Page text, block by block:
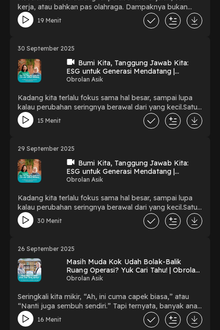
kerja, atau bahkan pas olahraga. Dampaknya bukan
cuma soal fisik, tapi juga bisa nyentuh ke kondisi
finansial keluarga. Di Podcast ASIK kali ini, bareng dr.
tentang pentingnya waspada dan siap menghadapi hal-
hal tak terduga. Jangan lupa like, share, komen, dan
subscribe supaya kamu nggak ketinggalan obrolan seru
lainnya di Podcast ASIK BCA Life! 🙌
19 Menit
30 September 2025
Bumi Kita, Tanggung Jawab Kita:
ESG untuk Generasi Mendatang |
Obrolan Asik Part 2
Obrolan Asik
Kadang kita terlalu fokus sama hal besar, sampai lupa
kalau perubahan seringnya berawal dari yang kecil.Satu
pohon. Satu aksi. Satu niat baik.Di part pertama ini, kita
ngobrol santai bareng Lindungi Hutan tentang mimpi
semuanya bisa dimulai dari langkah sederhana.Mau tahu
cerita lengkapnya? Yuk nonton sampai selesai 🌳
#JanganTungguNanti #BCALife
#SenantiasaMelindungiAnda
15 Menit
29 September 2025
Bumi Kita, Tanggung Jawab Kita:
ESG untuk Generasi Mendatang |
Obrolan Asik Part 2
Obrolan Asik
Kadang kita terlalu fokus sama hal besar, sampai lupa
kalau perubahan seringnya berawal dari yang kecil.Satu
pohon. Satu aksi. Satu niat baik.Di part pertama ini, kita
ngobrol santai bareng Lindungi Hutan tentang mimpi
semuanya bisa dimulai dari langkah sederhana.Mau tahu
cerita lengkapnya? Yuk nonton sampai selesai 🌳
#JanganTungguNanti #BCALife
#SenantiasaMelindungiAnda
30 Menit
26 September 2025
Masih Muda Kok Udah Bolak-Balik
Ruang Operasi? Yuk Cari Tahu! | Obrolan
Asik Part 2
Obrolan Asik
Seringkali kita mikir, “Ah, ini cuma capek biasa,” atau
“Nanti juga sembuh sendiri.” Tapi ternyata, banyak anak
muda harus masuk ruang operasi gara-gara pola hidup
yang nggak dijaga dari sekarang.Bareng dr. Nazila Hana,
16 Menit